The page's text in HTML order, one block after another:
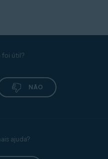
foi útil?
NÃO
ajuda?